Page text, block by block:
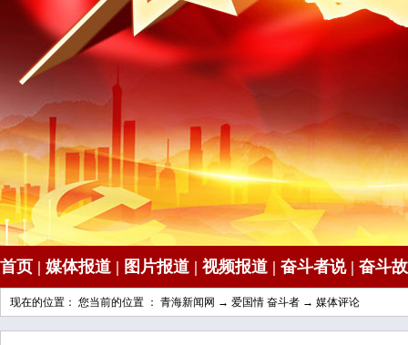
首页 | 媒体报道 | 图片报道 | 视频报道 | 奋斗者说| 奋斗
现在的位置： 您当前的位置 ： 青海新闻网 → 爱国情 奋斗者 → 媒体评论